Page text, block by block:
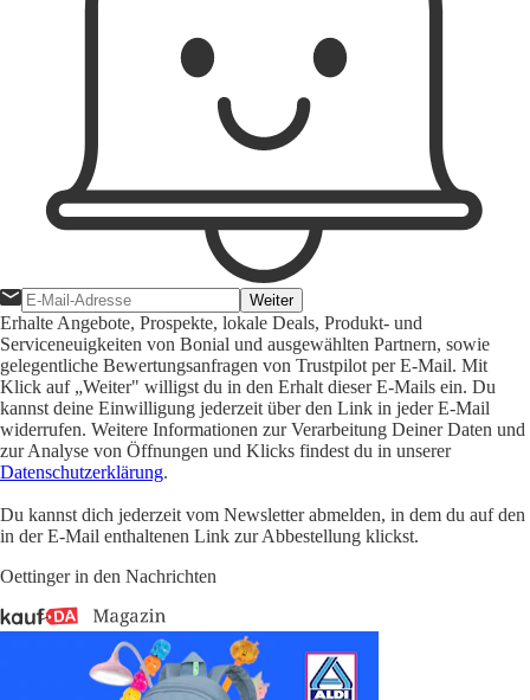
Weiter
Erhalte Angebote, Prospekte, lokale Deals, Produkt- und
Serviceneuigkeiten von Bonial und ausgewählten Partnern, sowie
gelegentliche Bewertungsanfragen von Trustpilot per E-Mail. Mit
Klick auf „Weiter" willigst du in den Erhalt dieser E-Mails ein. Du
kannst deine Einwilligung jederzeit über den Link in jeder E-Mail
widerrufen. Weitere Informationen zur Verarbeitung Deiner Daten und
zur Analyse von Öffnungen und Klicks findest du in unserer
Datenschutzerklärung.
Du kannst dich jederzeit vom Newsletter abmelden, in dem du auf den
in der E-Mail enthaltenen Link zur Abbestellung klickst.
Oettinger in den Nachrichten